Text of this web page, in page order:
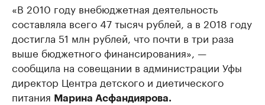
«В 2010 году внебюджетная деятельность
составляла всего 47 тысяч рублей, а в 2018 году
достигла 51 млн рублей, что почти в три раза
выше бюджетного финансирования», —
сообщила на совещании в администрации Уфы
директор Центра детского и диетического
питания Марина Асфандиярова.